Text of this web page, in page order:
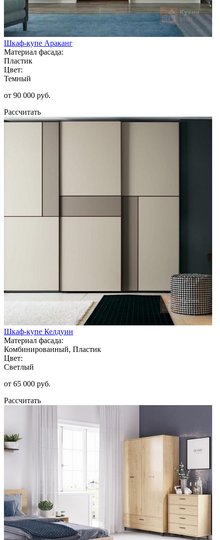
Шкаф-купе Араканг
Материал фасада:
Пластик
Цвет:
Темный
от 90 000 руб.
Рассчитать
Шкаф-купе Келдуин
Материал фасада:
Комбинированный, Пластик
Цвет:
Светлый
от 65 000 руб.
Рассчитать